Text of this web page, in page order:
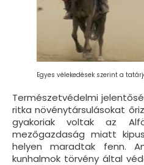
Egyes vélekedések szerint a
Természetvédelmi
ritka növénytársulásokat
gyakoriak voltak az
mezőgazdaság miatt
helyen maradtak fenn.
kunhalmok törvény által